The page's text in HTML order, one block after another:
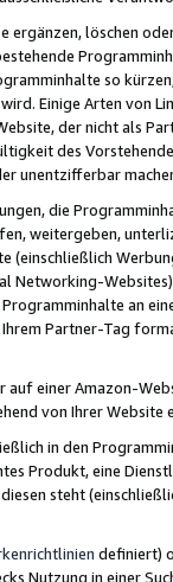
ergänzen, löschen
so
Einige Arten von
der nicht als
des
unentzifferbar
die
weitergeben,
(einschließlich
Networking-
an
Partner-Tag
auf einer Amazon-
von Ihrer
in den
Produkt, eine
steht
definiert)
Nutzung in einer